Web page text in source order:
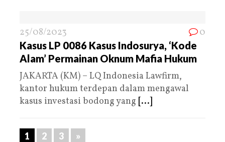
25/08/2023 0
Kasus LP 0086 Kasus Indosurya, ‘Kode
Alam’ Permainan Oknum Mafia Hukum
JAKARTA (KM) – LQ Indonesia Lawfirm,
kantor hukum terdepan dalam mengawal
kasus investasi bodong yang [...]
1 2 3 »